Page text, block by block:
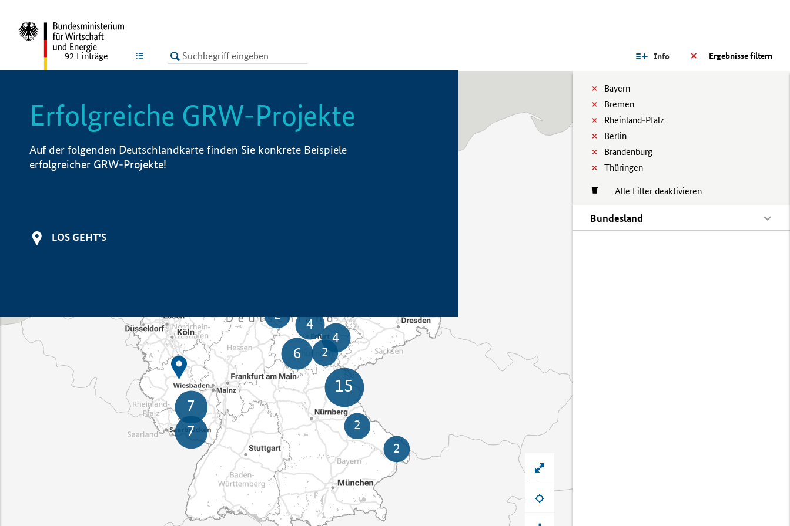
LISTE Ergebnisse filtern
Info
Bayern
Bremen
Rheinland-Pfalz
Berlin
Brandenburg
Thüringen
Alle Filter deaktivieren
Bundesland
92 Einträge
Erfolgreiche GRW-Projekte
Auf der folgenden Deutschlandkarte finden Sie konkrete Beispiele
erfolgreicher GRW-Projekte!
LOS GEHT'S